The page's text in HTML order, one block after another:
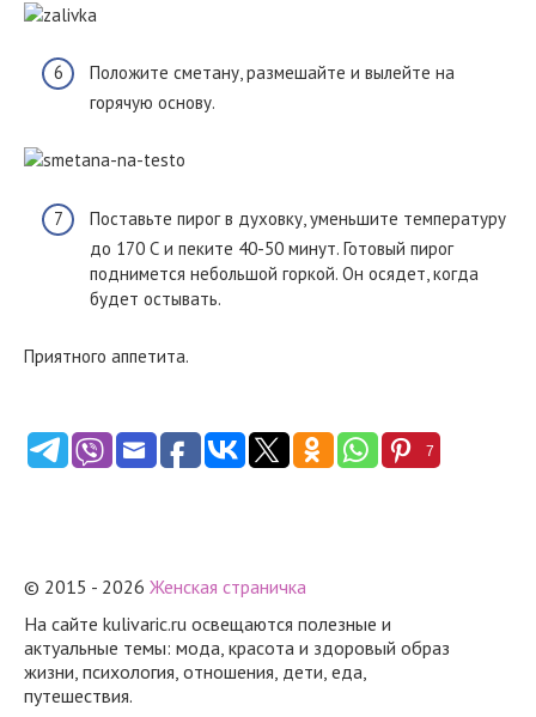
Положите сметану, размешайте и вылейте на
горячую основу.
Поставьте пирог в духовку, уменьшите температуру
до 170 С и пеките 40-50 минут. Готовый пирог
поднимется небольшой горкой. Он осядет, когда
будет остывать.
Приятного аппетита.
7
© 2015 - 2026 Женская страничка
На сайте kulivaric.ru освещаются полезные и
актуальные темы: мода, красота и здоровый образ
жизни, психология, отношения, дети, еда,
путешествия.